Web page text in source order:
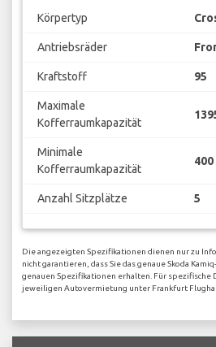
Körpertyp
Antriebsräder
Kraftstoff 95
Maximale
Kofferraumkapazität
Minimale
Kofferraumkapazität
400
Anzahl Sitzplätze 5
Die angezeigten Spezifikationen dienen nur zu
nicht garantieren, dass Sie das genaue Skoda
genauen Spezifikationen erhalten. Für spezifische
jeweiligen Autovermietung unter Frankfurt